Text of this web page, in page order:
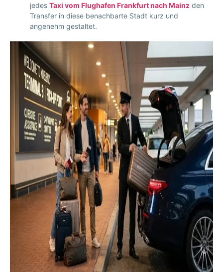
jedes Taxi vom Flughafen Frankfurt nach Mainz den
Transfer in diese benachbarte Stadt kurz und
angenehm gestaltet.